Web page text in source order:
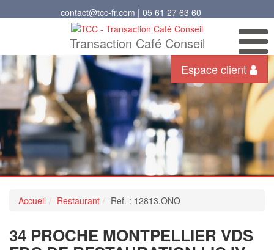
contact@tcc-fr.com | 05 61 27 63 60
Transaction Café Conseil
Espace client
Accueil Restaurant Ref. : 12813.ONO
34 PROCHE MONTPELLIER VDS